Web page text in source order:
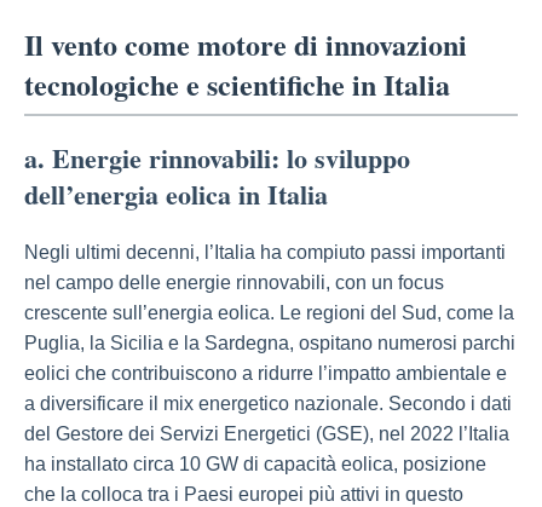
Il vento come motore di innovazioni
tecnologiche e scientifiche in Italia
a. Energie rinnovabili: lo sviluppo
dell’energia eolica in Italia
Negli ultimi decenni, l’Italia ha compiuto passi importanti
nel campo delle energie rinnovabili, con un focus
crescente sull’energia eolica. Le regioni del Sud, come la
Puglia, la Sicilia e la Sardegna, ospitano numerosi parchi
eolici che contribuiscono a ridurre l’impatto ambientale e
a diversificare il mix energetico nazionale. Secondo i dati
del Gestore dei Servizi Energetici (GSE), nel 2022 l’Italia
ha installato circa 10 GW di capacità eolica, posizione
che la colloca tra i Paesi europei più attivi in questo